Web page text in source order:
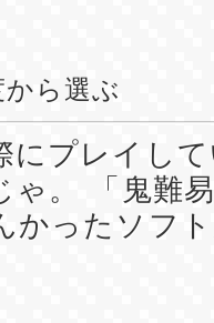
ら選ぶ
にプレイし
ゃ。 「鬼難
かったソフ